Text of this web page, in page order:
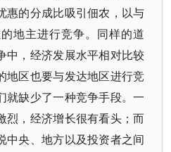
惠的分成比吸引佃农，以与
地主进行竞争。同样的道
中，经济发展水平相对比较
地区也要与发达地区进行竞
就缺少了一种竞争手段。一
烈，经济增长很有看头；而
中央、地方以及投资者之间